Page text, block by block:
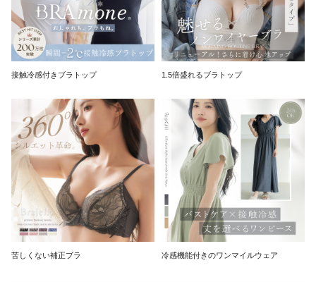
接触冷感付きブラトップ 1.5倍盛れるブラトップ
苦しくない補正ブラ 冷感機能付きのワンマイルウェア